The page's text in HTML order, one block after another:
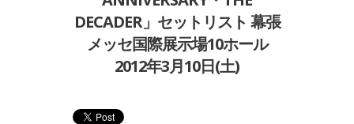
DECADER」セットリスト 幕張
メッセ国際展示場10ホール
2012年3月10日(土)